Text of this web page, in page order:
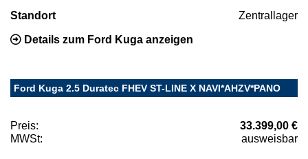
Standort Zentrallager
Details zum Ford Kuga anzeigen
Ford Kuga 2.5 Duratec FHEV ST-LINE X NAVI*AHZV*PANO
Preis:
33.399,00 €
MWSt:
ausweisbar